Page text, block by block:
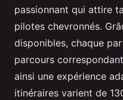
passionnant qui attire
pilotes chevronnés.
disponibles, chaque
parcours
ainsi une expérience
itinéraires varient de